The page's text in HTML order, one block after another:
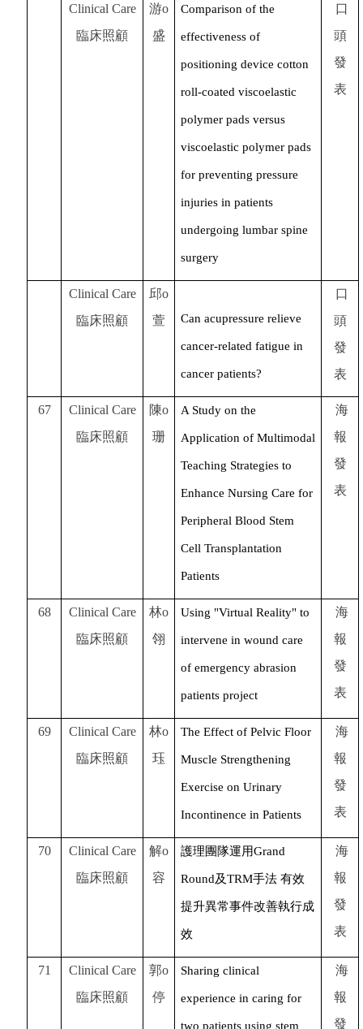
Clinical Care
臨床照顧
游o
盛
Comparison of the
effectiveness of
positioning device cotton
roll-coated viscoelastic
polymer pads versus
viscoelastic polymer pads
for preventing pressure
injuries in patients
undergoing lumbar spine
surgery
口
頭
發
表
Clinical Care
臨床照顧
邱o
萱
Can acupressure relieve
cancer-related fatigue in
cancer patients?
口
頭
發
表
67
Clinical Care
臨床照顧
陳o
珊
A Study on the
Application of Multimodal
Teaching Strategies to
Enhance Nursing Care for
Peripheral Blood Stem
Cell Transplantation
Patients
海
報
發
表
68
Clinical Care
臨床照顧
林o
翎
Using "Virtual Reality" to
intervene in wound care
of emergency abrasion
patients project
海
報
發
表
69
Clinical Care
臨床照顧
林o
珏
The Effect of Pelvic Floor
Muscle Strengthening
Exercise on Urinary
Incontinence in Patients
海
報
發
表
70
Clinical Care
臨床照顧
解o
容
護理團隊運用Grand
Round及TRM手法 有效
提升異常事件改善執行成
效
海
報
發
表
71
Clinical Care
臨床照顧
郭o
停
Sharing clinical
experience in caring for
two patients using stem
海
報
發